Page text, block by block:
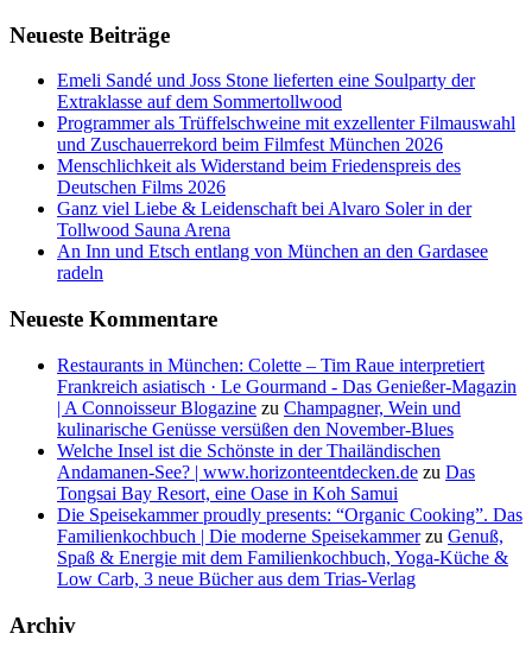
Neueste Beiträge
Emeli Sandé und Joss Stone lieferten eine Soulparty der
Extraklasse auf dem Sommertollwood
Programmer als Trüffelschweine mit exzellenter Filmauswahl
und Zuschauerrekord beim Filmfest München 2026
Menschlichkeit als Widerstand beim Friedenspreis des
Deutschen Films 2026
Ganz viel Liebe & Leidenschaft bei Alvaro Soler in der
Tollwood Sauna Arena
An Inn und Etsch entlang von München an den Gardasee
radeln
Neueste Kommentare
Restaurants in München: Colette – Tim Raue interpretiert
Frankreich asiatisch · Le Gourmand - Das Genießer-Magazin
| A Connoisseur Blogazine zu Champagner, Wein und
kulinarische Genüsse versüßen den November-Blues
Welche Insel ist die Schönste in der Thailändischen
Andamanen-See? | www.horizonteentdecken.de zu Das
Tongsai Bay Resort, eine Oase in Koh Samui
Die Speisekammer proudly presents: “Organic Cooking”. Das
Familienkochbuch | Die moderne Speisekammerzu Genuß,
Spaß & Energie mit dem Familienkochbuch, Yoga-Küche &
Low Carb, 3 neue Bücher aus dem Trias-Verlag
Archiv